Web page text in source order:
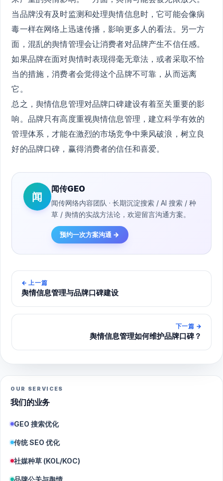
当品牌没有及时监测和处理舆情信息时，它可能会像病
毒一样在网络上迅速传播，影响更多人的看法。另一方
面，混乱的舆情管理会让消费者对品牌产生不信任感。
如果品牌在面对舆情时表现得毫无章法，或者采取不恰
当的措施，消费者会觉得这个品牌不可靠，从而远离
它。
总之，舆情信息管理对品牌口碑建设有着至关重要的影
响。品牌只有高度重视舆情信息管理，建立科学有效的
管理体系，才能在激烈的市场竞争中乘风破浪，树立良
好的品牌口碑，赢得消费者的信任和喜爱。
闻
闻传GEO
闻传网络内容团队 · 长期沉淀搜索 / AI 搜索 / 种
草 / 舆情的实战方法论，欢迎留言沟通方案。
预约一次方案沟通 →
← 上一篇
舆情信息管理与品牌口碑建设
下一篇 →
舆情信息管理如何维护品牌口碑？
OUR SERVICES
我们的业务
GEO 搜索优化
传统 SEO 优化
社媒种草 (KOL/KOC)
品牌公关与舆情